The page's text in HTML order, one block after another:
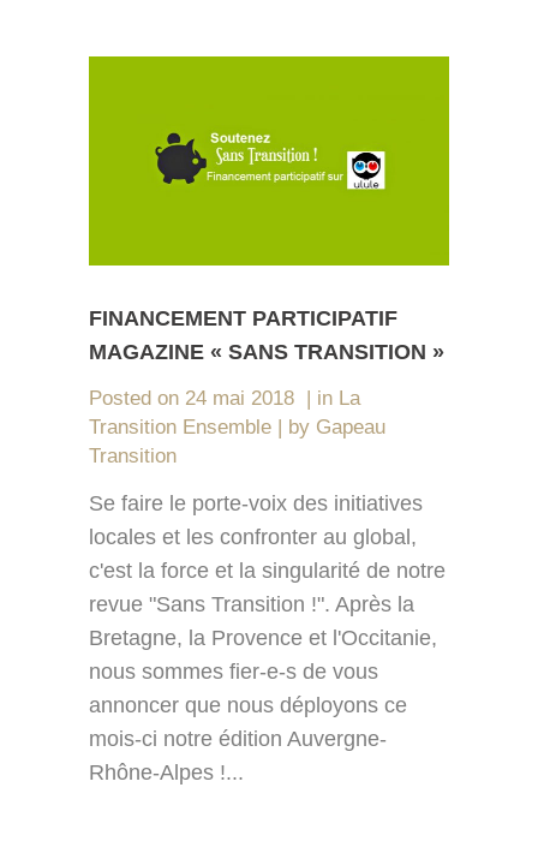
FINANCEMENT PARTICIPATIF
MAGAZINE « SANS TRANSITION »
Posted on 24 mai 2018 in La
Transition Ensemble
by Gapeau
Transition
Se faire le porte-voix des initiatives
locales et les confronter au global,
c'est la force et la singularité de notre
revue "Sans Transition !". Après la
Bretagne, la Provence et l'Occitanie,
nous sommes fier-e-s de vous
annoncer que nous déployons ce
mois-ci notre édition Auvergne-
Rhône-Alpes !...